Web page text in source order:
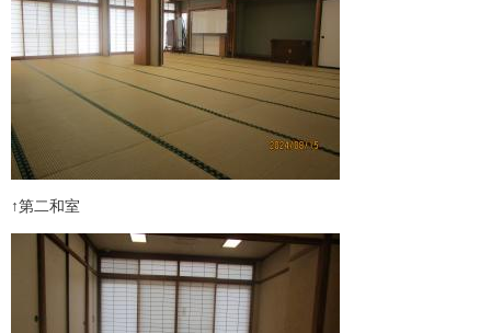
↑第二和室